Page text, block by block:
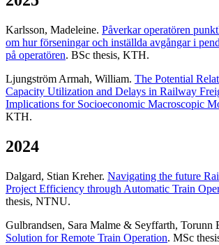
Karlsson, Madeleine. Påverkar operatören
om hur förseningar och inställda avgångar i
på operatören. BSc thesis, KTH.
Ljungström Armah, William. The Potential
Capacity Utilization and Delays in Railway
Implications for Socioeconomic Macroscopic
KTH.
2024
Dalgard, Stian Kreher. Navigating the future
Project Efficiency through Automatic Train
thesis, NTNU.
Gulbrandsen, Sara Malme & Seyffarth, Torunn
Solution for Remote Train Operation. MSc